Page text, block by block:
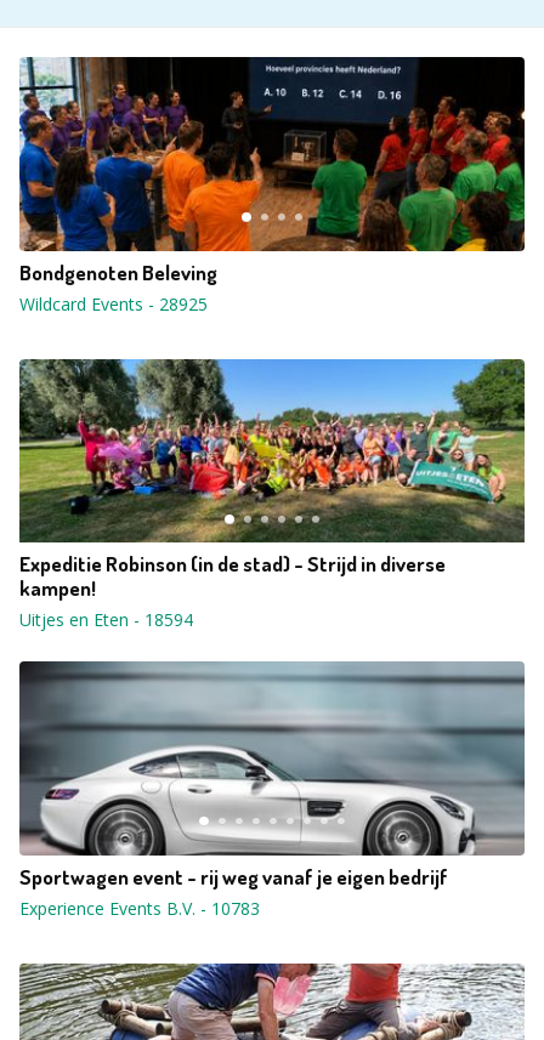
Bondgenoten Beleving
Wildcard Events - 28925
Expeditie Robinson (in de stad) - Strijd in diverse
kampen!
Uitjes en Eten - 18594
Sportwagen event - rij weg vanaf je eigen bedrijf
Experience Events B.V. - 10783